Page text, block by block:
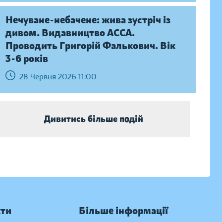
Нечуване-небачене: жива зустріч із
дивом. Видавництво АССА.
Проводить Григорій Фалькович. Вік
3-6 років
28 Червня 2026 11:00
Дивитись більше подій
Більше інформації